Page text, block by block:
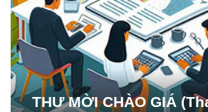
THƯ MỜI CHÀO GIÁ